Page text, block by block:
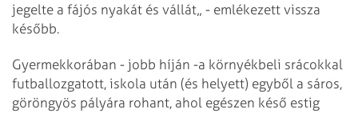
jegelte a fájós nyakát és vállát„ - emlékezett vissza
később.
Gyermekkorában - jobb híján -a környékbeli srácokkal
futballozgatott, iskola után (és helyett) egyből a sáros,
göröngyös pályára rohant, ahol egészen késő estig